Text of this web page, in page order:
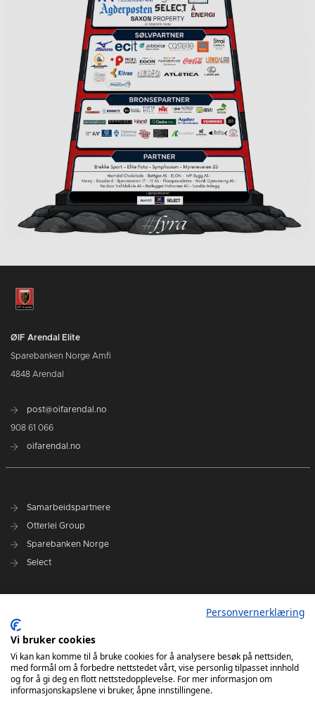
ØIF Arendal Elite
Sparebanken Norge Amfi
4848 Arendal
post@oifarendal.no
908 61 066
oifarendal.no
Samarbeidspartnere
Otterlei Group
Sparebanken Norge
Select
Spillerstall
Administrasjon
Styret
Personvernerklæring
Vi bruker cookies
Vi kan kan komme til å bruke cookies for å analysere besøk på nettsiden,
med formål om å forbedre nettstedet vårt, vise personlig tilpasset innhold
og for å gi deg en flott nettstedopplevelse. For mer informasjon om
informasjonskapslene vi bruker, åpne innstillingene.